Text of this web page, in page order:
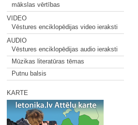
mākslas vērtības
VIDEO
Vēstures enciklopēdijas video ieraksti
AUDIO
Vēstures enciklopēdijas audio ieraksti
Mūzikas literatūras tēmas
Putnu balsis
KARTE